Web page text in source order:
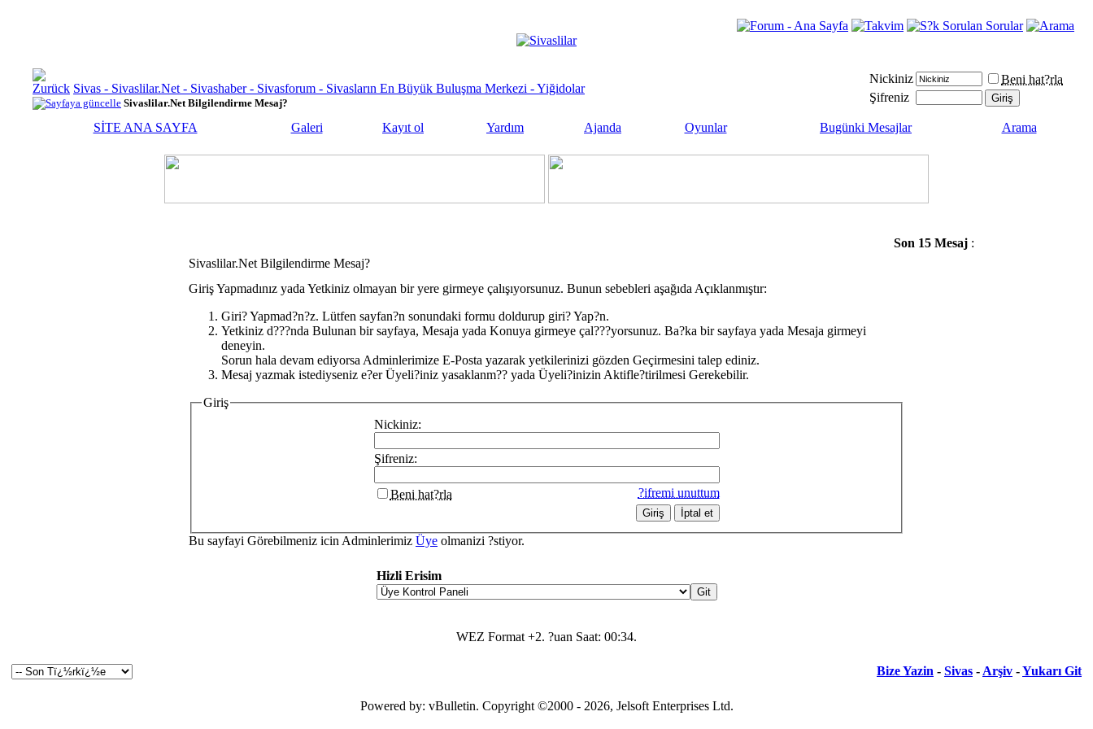
Sivas - Sivaslilar.Net - Sivashaber - Sivasforum - Sivasların En Büyük Buluşma Merkezi - Yiğidolar
Sivaslilar.Net Bilgilendirme Mesaj?
Nickiniz
Beni hat?rla
Şifreniz
SİTE ANA SAYFA Galeri Kayıt ol Yardım Ajanda Oyunlar Bugünki Mesajlar Arama
Son 15 Mesaj:
Sivaslilar.Net Bilgilendirme Mesaj?
Giriş Yapmadınız yada Yetkiniz olmayan bir yere girmeye çalışıyorsunuz. Bunun sebebleri aşağıda Açıklanmıştır:
Giri? Yapmad?n?z. Lütfen sayfan?n sonundaki formu doldurup giri? Yap?n.
Yetkiniz d???nda Bulunan bir sayfaya, Mesaja yada Konuya girmeye çal???yorsunuz. Ba?ka bir sayfaya yada Mesaja girmeyi
deneyin.
Sorun hala devam ediyorsa Adminlerimize E-Posta yazarak yetkilerinizi gözden Geçirmesini talep ediniz.
Mesaj yazmak istediyseniz e?er Üyeli?iniz yasaklanm?? yada Üyeli?inizin Aktifle?tirilmesi Gerekebilir.
Giriş
Nickiniz:
Şifreniz:
?ifremi unuttum
Beni hat?rla
Bu sayfayi Görebilmeniz icin Adminlerimiz Üye olmanizi ?stiyor.
Hizli Erisim
WEZ Format +2. ?uan Saat: 00:34.
Bize Yazin - Sivas - Arşiv -Yukarı Git
Powered by: vBulletin. Copyright ©2000 - 2026, Jelsoft Enterprises Ltd.